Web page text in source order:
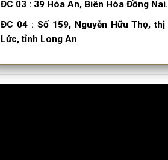
ĐC 03 : 39 Hóa An, Biên Hòa Đồng Nai.
ĐC 04 : Số 159, Nguyễn Hữu Thọ, thị
Lức, tỉnh Long An